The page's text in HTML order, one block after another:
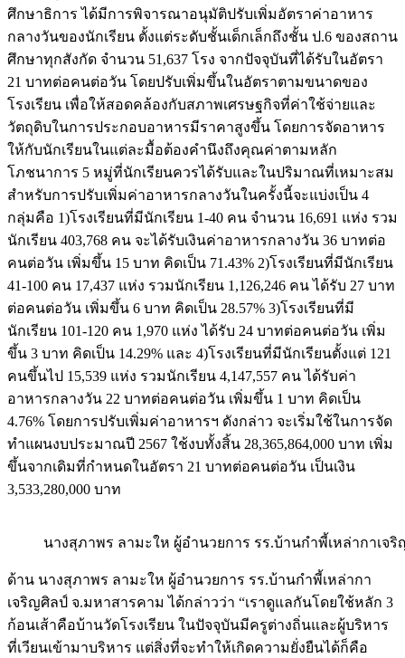
ศึกษาธิการ ได้มีการพิจารณาอนุมัติปรับเพิ่มอัตราค่าอาหาร
กลางวันของนักเรียน ตั้งแต่ระดับชั้นเด็กเล็กถึงชั้น ป.6 ของสถาน
ศึกษาทุกสังกัด จำนวน 51,637 โรง จากปัจจุบันที่ได้รับในอัตรา
21 บาทต่อคนต่อวัน โดยปรับเพิ่มขึ้นในอัตราตามขนาดของ
โรงเรียน เพื่อให้สอดคล้องกับสภาพเศรษฐกิจที่ค่าใช้จ่ายและ
วัตถุดิบในการประกอบอาหารมีราคาสูงขึ้น โดยการจัดอาหาร
ให้กับนักเรียนในแต่ละมื้อต้องคำนึงถึงคุณค่าตามหลัก
โภชนาการ 5 หมู่ที่นักเรียนควรได้รับและในปริมาณที่เหมาะสม
สำหรับการปรับเพิ่มค่าอาหารกลางวันในครั้งนี้จะแบ่งเป็น 4
กลุ่มคือ 1)โรงเรียนที่มีนักเรียน 1-40 คน จำนวน 16,691 แห่ง รวม
นักเรียน 403,768 คน จะได้รับเงินค่าอาหารกลางวัน 36 บาทต่อ
คนต่อวัน เพิ่มขึ้น 15 บาท คิดเป็น 71.43% 2)โรงเรียนที่มีนักเรียน
41-100 คน 17,437 แห่ง รวมนักเรียน 1,126,246 คน ได้รับ 27 บาท
ต่อคนต่อวัน เพิ่มขึ้น 6 บาท คิดเป็น 28.57% 3)โรงเรียนที่มี
นักเรียน 101-120 คน 1,970 แห่ง ได้รับ 24 บาทต่อคนต่อวัน เพิ่ม
ขึ้น 3 บาท คิดเป็น 14.29% และ 4)โรงเรียนที่มีนักเรียนตั้งแต่ 121
คนขึ้นไป 15,539 แห่ง รวมนักเรียน 4,147,557 คน ได้รับค่า
อาหารกลางวัน 22 บาทต่อคนต่อวัน เพิ่มขึ้น 1 บาท คิดเป็น
4.76% โดยการปรับเพิ่มค่าอาหารฯ ดังกล่าว จะเริ่มใช้ในการจัด
ทำแผนงบประมาณปี 2567 ใช้งบทั้งสิ้น 28,365,864,000 บาท เพิ่ม
ขึ้นจากเดิมที่กำหนดในอัตรา 21 บาทต่อคนต่อวัน เป็นเงิน
3,533,280,000 บาท
นางสุภาพร ลามะให ผู้อำนวยการ รร.บ้านกำพี้เหล่ากาเจ
ด้าน นางสุภาพร ลามะให ผู้อำนวยการ รร.บ้านกำพี้เหล่ากา
เจริญศิลป์ จ.มหาสารคาม ได้กล่าวว่า “เราดูแลกันโดยใช้หลัก 3
ก้อนเส้าคือบ้านวัดโรงเรียน ในปัจจุบันมีครูต่างถิ่นและผู้บริหาร
ที่เวียนเข้ามาบริหาร แต่สิ่งที่จะทำให้เกิดความยั่งยืนได้ก็คือ